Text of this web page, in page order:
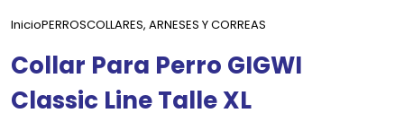
InicioPERROSCOLLARES, ARNESES Y CORREAS
Collar Para Perro GIGWI
Classic Line Talle XL